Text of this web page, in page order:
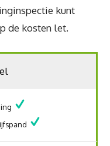
kunt
de kosten let.